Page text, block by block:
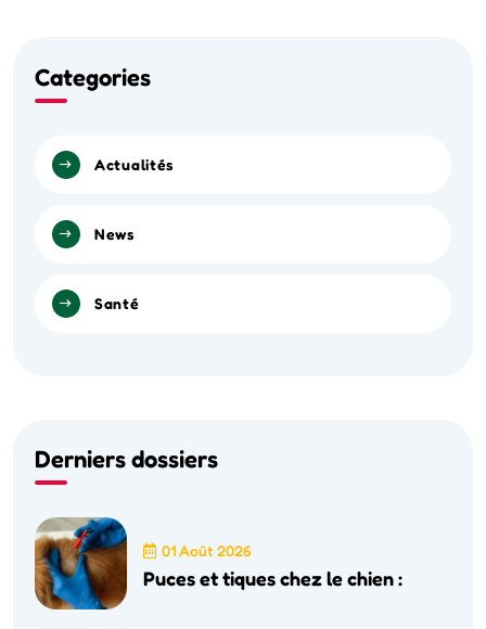
Categories
Actualités
News
Santé
Derniers dossiers
01 Août 2026
Puces et tiques chez le chien :